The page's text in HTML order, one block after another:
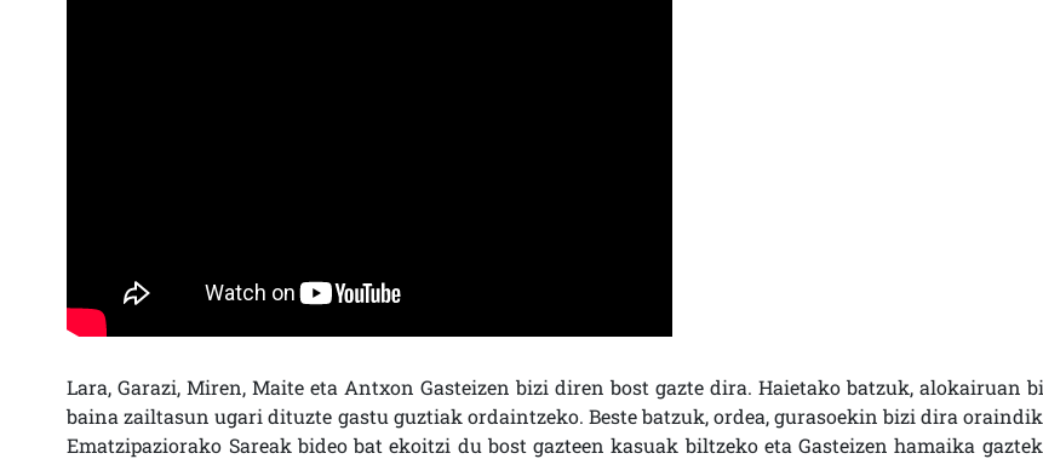
Lara, Garazi, Miren, Maite eta Antxon Gasteizen bizi diren bost gazte dira. Haietako batzuk, alokairuan
baina zailtasun ugari dituzte gastu guztiak ordaintzeko. Beste batzuk, ordea, gurasoekin bizi dira
Ematzipaziorako Sareak bideo bat ekoitzi du bost gazteen kasuak biltzeko eta Gasteizen hamaika